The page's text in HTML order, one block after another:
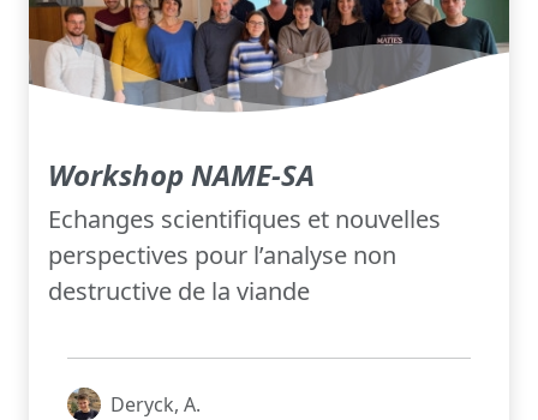
Workshop NAME-SA
Echanges scientifiques et nouvelles
perspectives pour l’analyse non
destructive de la viande
Deryck, A.